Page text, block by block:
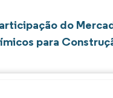
do
para